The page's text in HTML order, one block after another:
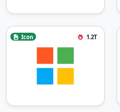
Icon 1.2T